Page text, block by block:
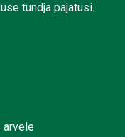
tundja pajatusi.
arvele